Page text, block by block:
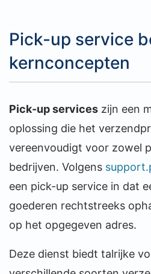
Pick-up service
kernconcepten
Pick-up services zijn een
oplossing die het
vereenvoudigt voor zowel
bedrijven. Volgens
een pick-up service in dat
goederen rechtstreeks
op het opgegeven adres.
Deze dienst biedt talrijke